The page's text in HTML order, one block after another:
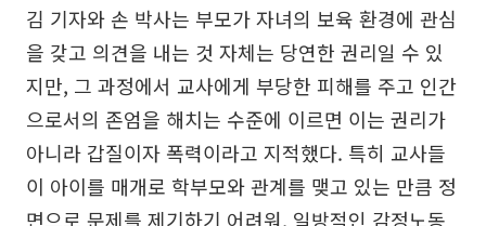
김 기자와 손 박사는 부모가 자녀의 보육 환경에 관심
을 갖고 의견을 내는 것 자체는 당연한 권리일 수 있
지만, 그 과정에서 교사에게 부당한 피해를 주고 인간
으로서의 존엄을 해치는 수준에 이르면 이는 권리가
아니라 갑질이자 폭력이라고 지적했다. 특히 교사들
이 아이를 매개로 학부모와 관계를 맺고 있는 만큼 정
면으로 문제를 제기하기 어려워, 일방적인 감정노동